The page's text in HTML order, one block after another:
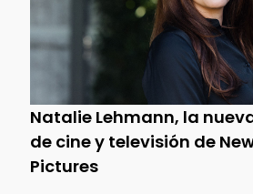
Natalie Lehmann, la
de cine y televisión de
Pictures